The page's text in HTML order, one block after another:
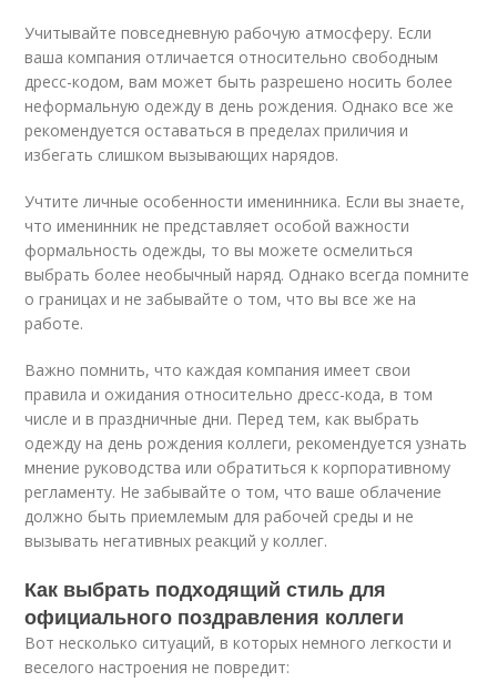
Учитывайте повседневную рабочую атмосферу. Если
ваша компания отличается относительно свободным
дресс-кодом, вам может быть разрешено носить более
неформальную одежду в день рождения. Однако все же
рекомендуется оставаться в пределах приличия и
избегать слишком вызывающих нарядов.
Учтите личные особенности именинника. Если вы знаете,
что именинник не представляет особой важности
формальность одежды, то вы можете осмелиться
выбрать более необычный наряд. Однако всегда помните
о границах и не забывайте о том, что вы все же на
работе.
Важно помнить, что каждая компания имеет свои
правила и ожидания относительно дресс-кода, в том
числе и в праздничные дни. Перед тем, как выбрать
одежду на день рождения коллеги, рекомендуется узнать
мнение руководства или обратиться к корпоративному
регламенту. Не забывайте о том, что ваше облачение
должно быть приемлемым для рабочей среды и не
вызывать негативных реакций у коллег.
Как выбрать подходящий стиль для
официального поздравления коллеги
Вот несколько ситуаций, в которых немного легкости и
веселого настроения не повредит: